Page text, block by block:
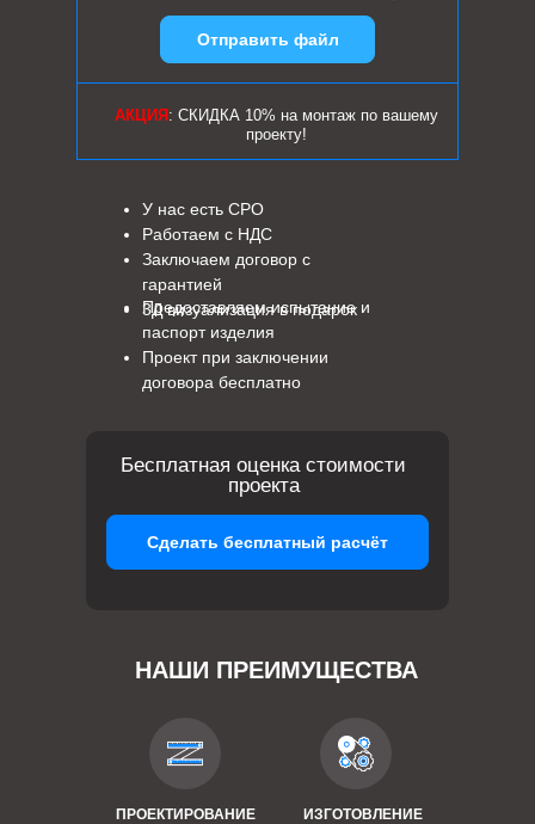
АКЦИЯ : СКИДКА 10% на монтаж по вашему
проекту!
Предоставляем испытание и
паспорт изделия
Проект при заключении
договора бесплатно
У нас есть СРО
Работаем с НДС
Заключаем договор с
гарантией
3Д визуализация в подарок
Отправить файл
НАШИ ПРЕИМУЩЕСТВА
ПРОЕКТИРОВАНИЕ
ИЗГОТОВЛЕНИЕ
Бесплатная оценка стоимости
проекта
Сделать бесплатный расчёт